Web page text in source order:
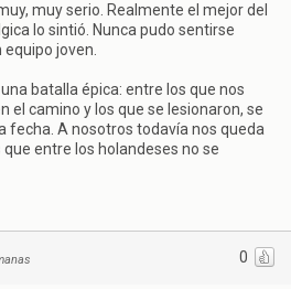
muy serio. Realmente el mejor del
lo sintió. Nunca pudo sentirse
joven.
batalla épica: entre los que nos
el camino y los que se lesionaron, se
fecha. A nosotros todavía nos queda
entre los holandeses no se
0